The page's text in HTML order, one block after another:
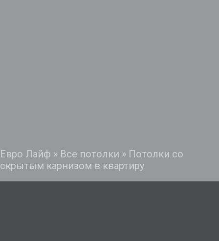
Евро Лайф » Все потолки » Потолки со
скрытым карнизом в квартиру